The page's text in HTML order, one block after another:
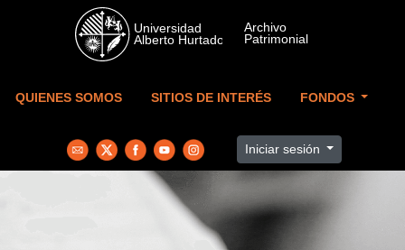
Skip to main content
QUIENES SOMOS SITIOS DE INTERÉS FONDOS
Iniciar sesión